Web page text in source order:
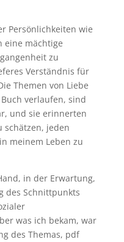
Persönlichkeiten wie
eine mächtige
zu
Verständnis für
Themen von Liebe
verlaufen, sind
und sie erinnerten
schätzen, jeden
meinem Leben zu
in der Erwartung,
des Schnittpunkts
was ich bekam, war
des Themas, pdf